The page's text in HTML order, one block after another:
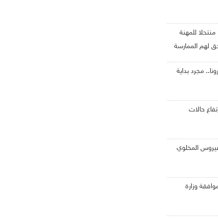
نقابة اطباء الاسنان: رصد 12 منتحلا للمهنة
مجرد بداية
حالات
المخلوي
وزارة